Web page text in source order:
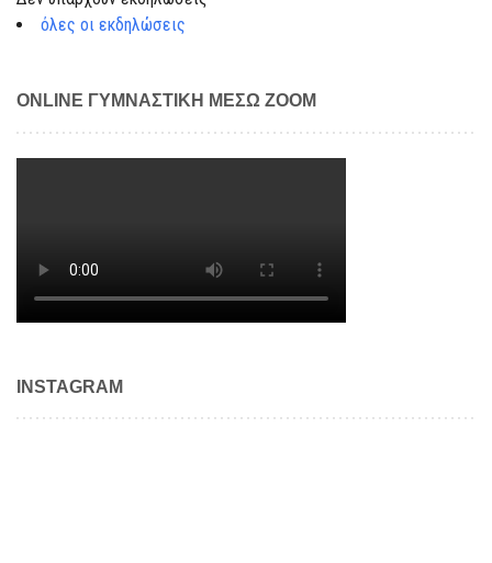
όλες οι εκδηλώσεις
ONLINE ΓΥΜΝΑΣΤΙΚΉ ΜΈΣΩ ZOOM
INSTAGRAM